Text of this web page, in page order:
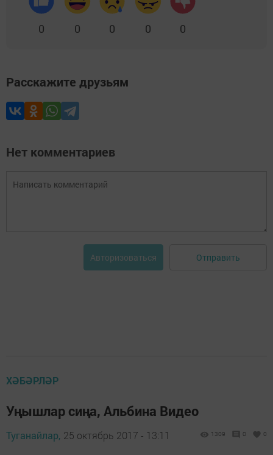
0 0 0 0 0
Расскажите друзьям
Нет комментариев
Авторизоваться Отправить
ХӘБӘРЛӘР
Уңышлар сиңа, Альбина Видео
Туганайлар, 25 октябрь 2017 - 13:11 1309 0 0